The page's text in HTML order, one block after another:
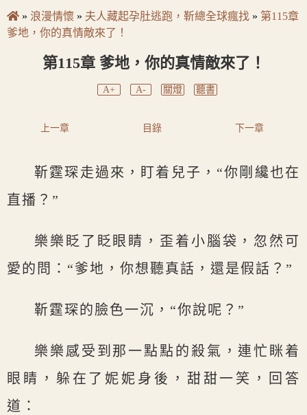
» 浪漫情懷 » 夫人藏起孕肚逃跑，靳總全球瘋找 » 第115章
爹地，你的真情敵來了！
第115章 爹地，你的真情敵來了！
A+ A- 關燈 聽書
上一章 目錄 下一章
靳霆琛走過來，盯着兒子，“你剛纔也在
直播？”
樂樂眨了眨眼睛，歪着小腦袋，忽然可
愛的問：“爹地，你想聽真話，還是假話？”
靳霆琛的臉色一沉，“你說呢？”
樂樂感受到那一點點的殺氣，連忙眯着
眼睛，躲在了妮妮身後，甜甜一笑，回答
道：